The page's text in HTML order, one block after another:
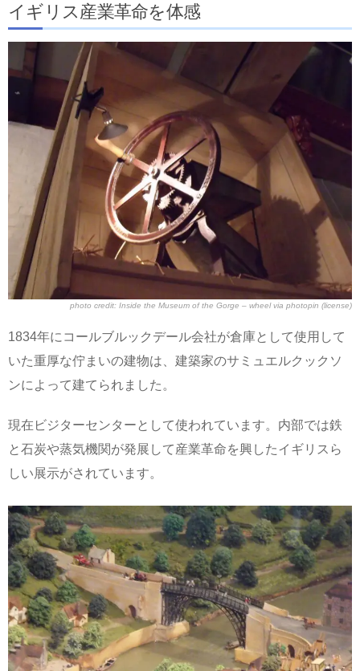
イギリス産業革命を体感
photo credit: Inside the Museum of the Gorge – wheelvia photopin (license)
1834年にコールブルックデール会社が倉庫として使用して
いた重厚な佇まいの建物は、建築家のサミュエルクックソ
ンによって建てられました。
現在ビジターセンターとして使われています。内部では鉄
と石炭や蒸気機関が発展して産業革命を興したイギリスら
しい展示がされています。